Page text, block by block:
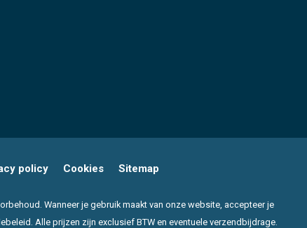
policy Cookies Sitemap
Wanneer je gebruik maakt van onze website, accepteer je
Alle prijzen zijn exclusief BTW en eventuele verzendbijdrage.